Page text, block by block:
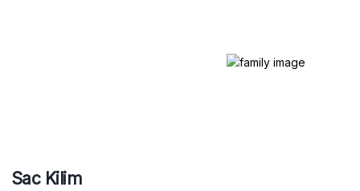
Sac Kilim